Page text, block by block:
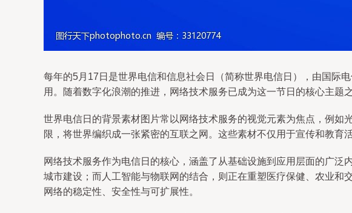
每年的5月17日是世界电信和信息社会日（简称世界电信日），由国际
用。随着数字化浪潮的推进，网络技术服务已成为这一节日的核心主题
世界电信日的背景素材图片常以网络技术服务的视觉元素为焦点，例
限，将世界编织成一张紧密的互联之网。这些素材不仅用于宣传和教育
网络技术服务作为电信日的核心，涵盖了从基础设施到应用层面的广
城市建设；而人工智能与物联网的结合，则正在重塑医疗保健、农业
网络的稳定性、安全性与可扩展性。